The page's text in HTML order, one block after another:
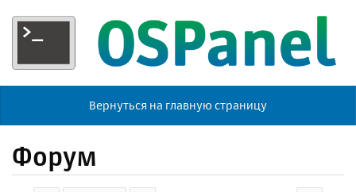
Вернуться на главную страницу
Форум